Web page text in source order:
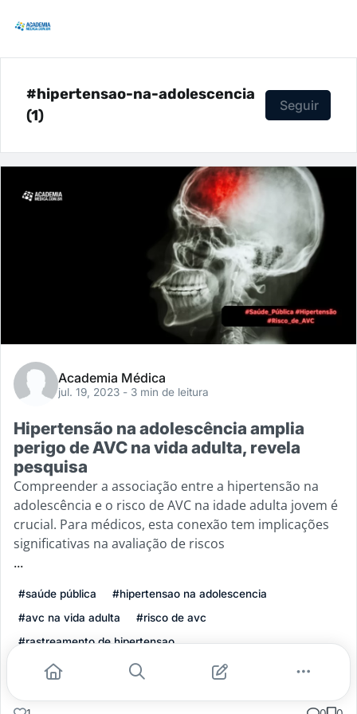
#hipertensao-na-adolescencia
(1)
Seguir
Academia Médica
jul. 19, 2023 - 3 min de leitura
Hipertensão na adolescência amplia
perigo de AVC na vida adulta, revela
pesquisa
Compreender a associação entre a hipertensão na
adolescência e o risco de AVC na idade adulta jovem é
crucial. Para médicos, esta conexão tem implicações
significativas na avaliação de riscos
...
#saúde pública
#hipertensao na adolescencia
#avc na vida adulta
#risco de avc
#rastreamento de hipertensao
Leia mais